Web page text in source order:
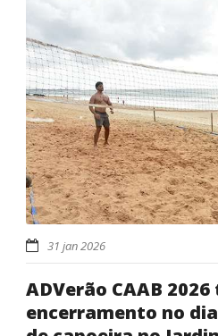
31 jan 2026
ADVerão CAAB
encerramento no